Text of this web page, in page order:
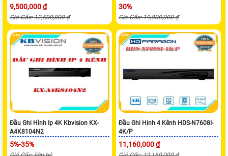
9,500,000 ₫
Giá Gốc: 12,500,000 ₫
30%
Giá Gốc: 19,800,000 ₫
Đầu Ghi Hình Ip 4K Kbvision KX-
A4K8104N2
5%-35%
Đầu Ghi Hinh 4 Kênh HDS-N7608I-
4K/P
11,160,000 ₫